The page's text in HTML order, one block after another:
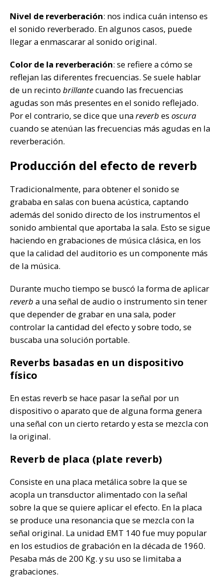
Nivel de reverberación: nos indica cuán intenso es
el sonido reverberado. En algunos casos, puede
llegar a enmascarar al sonido original.
Color de la reverberación: se refiere a cómo se
reflejan las diferentes frecuencias. Se suele hablar
de un recinto brillantecuando las frecuencias
agudas son más presentes en el sonido reflejado.
Por el contrario, se dice que unareverb es oscura
cuando se atenúan las frecuencias más agudas en la
reverberación.
Producción del efecto de reverb
Tradicionalmente, para obtener el sonido se
grababa en salas con buena acústica, captando
además del sonido directo de los instrumentos el
sonido ambiental que aportaba la sala. Esto se sigue
haciendo en grabaciones de música clásica, en los
que la calidad del auditorio es un componente más
de la música.
Durante mucho tiempo se buscó la forma de aplicar
reverb a una señal de audio o instrumento sin tener
que depender de grabar en una sala, poder
controlar la cantidad del efecto y sobre todo, se
buscaba una solución portable.
Reverbs basadas en un dispositivo
físico
En estas reverb se hace pasar la señal por un
dispositivo o aparato que de alguna forma genera
una señal con un cierto retardo y esta se mezcla con
la original.
Reverb de placa (plate reverb)
Consiste en una placa metálica sobre la que se
acopla un transductor alimentado con la señal
sobre la que se quiere aplicar el efecto. En la placa
se produce una resonancia que se mezcla con la
señal original. La unidad EMT 140 fue muy popular
en los estudios de grabación en la década de 1960.
Pesaba más de 200 Kg. y su uso se limitaba a
grabaciones.